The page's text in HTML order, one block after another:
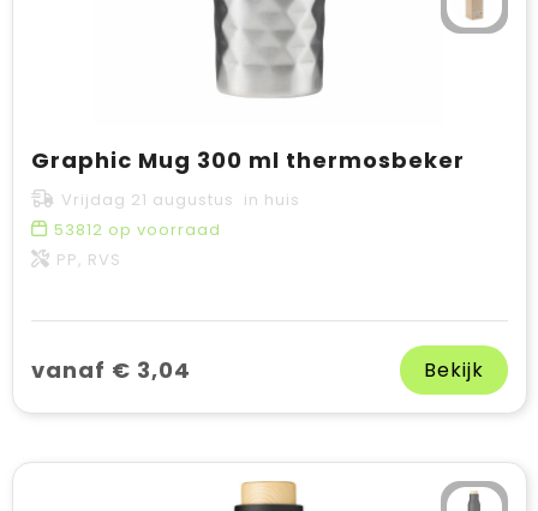
Graphic Mug 300 ml thermosbeker
Vrijdag 21 augustus in huis
53812 op voorraad
PP, RVS
vanaf € 3,04 Bekijk